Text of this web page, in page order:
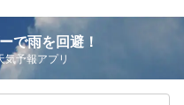
で雨を回避！
予報アプリ